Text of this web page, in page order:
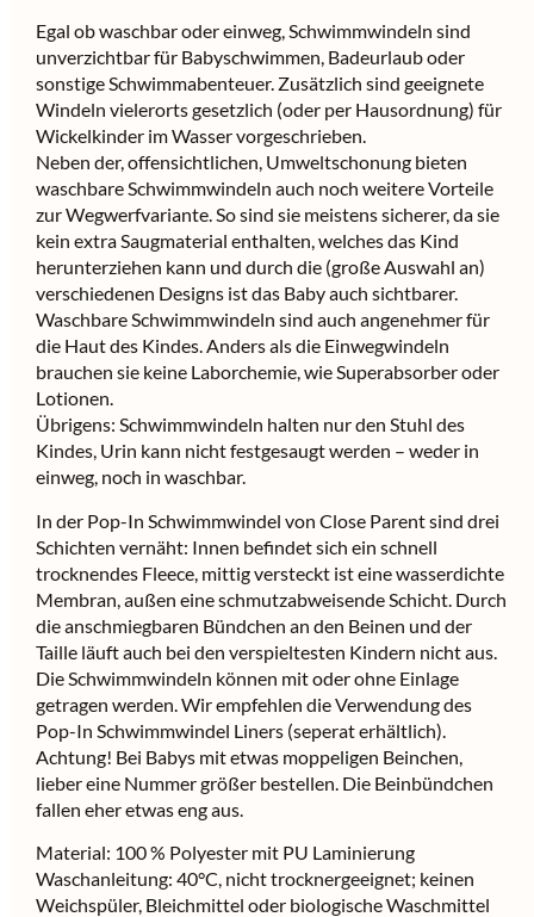
Egal ob waschbar oder einweg, Schwimmwindeln sind
unverzichtbar für Babyschwimmen, Badeurlaub oder
sonstige Schwimmabenteuer. Zusätzlich sind geeignete
Windeln vielerorts gesetzlich (oder per Hausordnung) für
Wickelkinder im Wasser vorgeschrieben.
Neben der, offensichtlichen, Umweltschonung bieten
waschbare Schwimmwindeln auch noch weitere Vorteile
zur Wegwerfvariante. So sind sie meistens sicherer, da sie
kein extra Saugmaterial enthalten, welches das Kind
herunterziehen kann und durch die (große Auswahl an)
verschiedenen Designs ist das Baby auch sichtbarer.
Waschbare Schwimmwindeln sind auch angenehmer für
die Haut des Kindes. Anders als die Einwegwindeln
brauchen sie keine Laborchemie, wie Superabsorber oder
Lotionen.
Übrigens: Schwimmwindeln halten nur den Stuhl des
Kindes, Urin kann nicht festgesaugt werden – weder in
einweg, noch in waschbar.
In der Pop-In Schwimmwindel von Close Parent sind drei
Schichten vernäht: Innen befindet sich ein schnell
trocknendes Fleece, mittig versteckt ist eine wasserdichte
Membran, außen eine schmutzabweisende Schicht. Durch
die anschmiegbaren Bündchen an den Beinen und der
Taille läuft auch bei den verspieltesten Kindern nicht aus.
Die Schwimmwindeln können mit oder ohne Einlage
getragen werden. Wir empfehlen die Verwendung des
Pop-In Schwimmwindel Liners (seperat erhältlich).
Achtung! Bei Babys mit etwas moppeligen Beinchen,
lieber eine Nummer größer bestellen. Die Beinbündchen
fallen eher etwas eng aus.
Material: 100 % Polyester mit PU Laminierung
Waschanleitung: 40°C, nicht trocknergeeignet; keinen
Weichspüler, Bleichmittel oder biologische Waschmittel